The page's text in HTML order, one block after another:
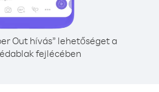
Out hívás” lehetőséget a
fejlécében